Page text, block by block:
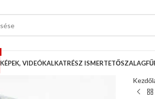
KÉPEK, VIDEÓKALKATRÉSZ ISMERTETŐ